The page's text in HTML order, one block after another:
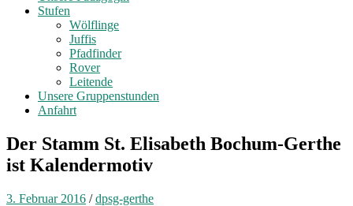
Stufen
Wölflinge
Juffis
Pfadfinder
Rover
Leitende
Unsere Gruppenstunden
Anfahrt
Der Stamm St. Elisabeth Bochum-Gerthe
ist Kalendermotiv
3. Februar 2016 /dpsg-gerthe